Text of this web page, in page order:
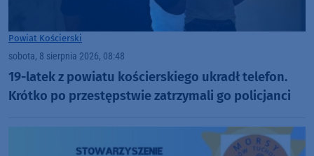
Powiat Kościerski
sobota, 8 sierpnia 2026, 08:48
19-latek z powiatu kościerskiego ukradł telefon.
Krótko po przestępstwie zatrzymali go policjanci